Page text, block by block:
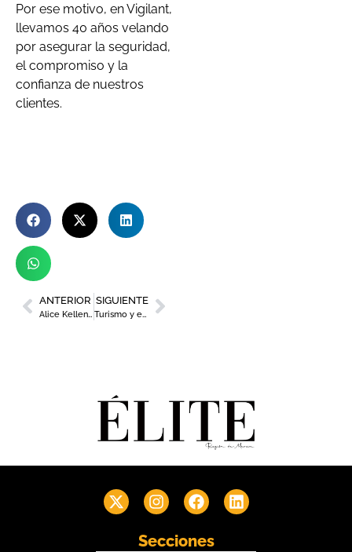
Por ese motivo, en Vigilant,
llevamos 40 años velando
por asegurar la seguridad,
el compromiso y la
confianza de nuestros
clientes.
ANTERIOR
Alice Kellen, protagonista este jueves del ciclo ‘Escritores en su tinta’
SIGUIENTE
Turismo y el Warm Up Estrella de Levante potencian el desarrollo de bandas emergentes
Secciones